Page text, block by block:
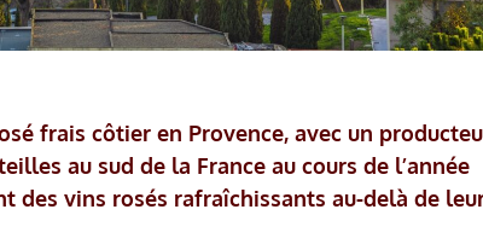
frais côtier en Provence, avec un
au sud de la France au cours de l’année
des vins rosés rafraîchissants au-delà de